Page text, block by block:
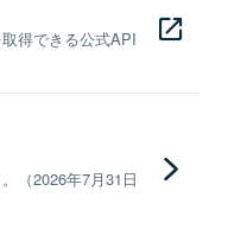
得できる公式API
（2026年7月31日